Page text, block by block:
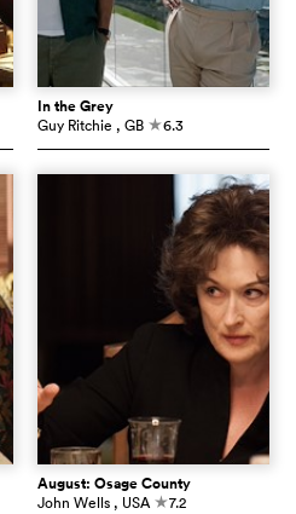
In the Grey
Guy Ritchie , GB c6.3
August: Osage County
John Wells , USA c7.2